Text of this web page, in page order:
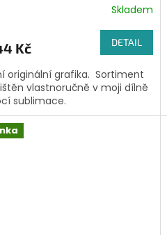
Skladem
Kč DETAIL
originální grafika. Sortiment
vlastnoručně v moji dílně
sublimace.